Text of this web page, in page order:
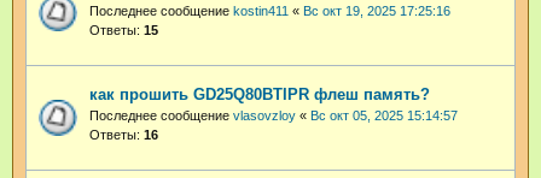
Последнее сообщение kostin411 « Вс окт 19, 2025 17:25:16
Ответы: 15
как прошить GD25Q80BTIPR флеш память?
Последнее сообщение vlasovzloy « Вс окт 05, 2025 15:14:57
Ответы: 16